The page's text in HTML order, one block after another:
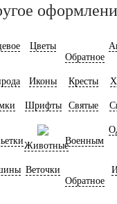
Цветы
Обратное
Иконы Кресты
Шрифты Святые
ЖивотныеВоенным
Веточки
Обратное